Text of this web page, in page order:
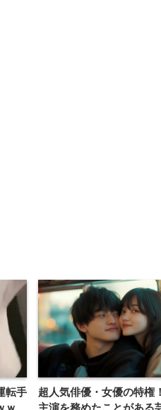
転手
超人気俳優・女優の特権